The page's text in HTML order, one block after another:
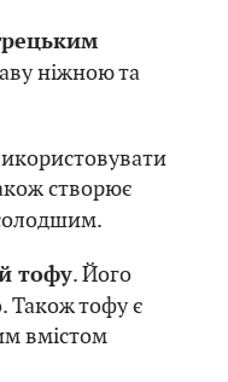
ніжною та
створює
тофу. Його
Також тофу є
вмістом